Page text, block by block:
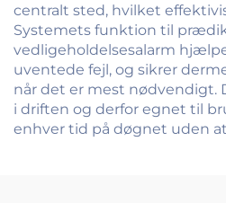
centralt sted, hvilket
Systemets funktion til
vedligeholdelsesalarm
uventede fejl, og sikrer
når det er mest nødvendigt.
i driften og derfor egnet til
enhver tid på døgnet uden